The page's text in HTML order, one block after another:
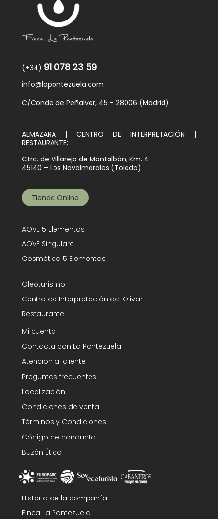
(+34) 91 078 23 59
info@lapontezuela.com
C/Conde de Peñalver, 45 – 28006 (Madrid)
ALMAZARA | CENTRO DE INTERPRETACIÓN |
RESTAURANTE:
Ctra. de Villarejo de Montalbán, Km. 4
45140 – Los Navalmorales (Toledo)
Tienda Online
AOVE 5 Elementos
AOVE Singulare
Cosmética 5 Elementos
Oleoturismo
Centro de Interpretación del Olivar
Restaurante
Mi cuenta
Contacta con La Pontezuela
Atención al cliente
Preguntas frecuentes
Localización
Condiciones de venta
Términos y Condiciones
Código de conducta
Buzón Ético
Historia de la compañía
Finca La Pontezuela